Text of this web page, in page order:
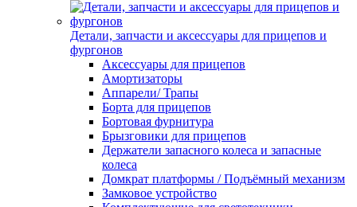
Детали, запчасти и аксессуары для прицепов и
фургонов
Аксессуары для прицепов
Амортизаторы
Аппарели/ Трапы
Борта для прицепов
Бортовая фурнитура
Брызговики для прицепов
Держатели запасного колеса и запасные
колеса
Домкрат платформы / Подъёмный механизм
Замковое устройство